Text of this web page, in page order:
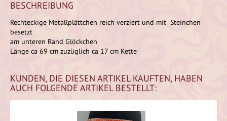
BESCHREIBUNG
Rechteckige Metallplättchen reich verziert und mit Steinchen
besetzt
am unteren Rand Glöckchen
Länge ca 69 cm zuzüglich ca 17 cm Kette
KUNDEN, DIE DIESEN ARTIKEL KAUFTEN, HABEN
AUCH FOLGENDE ARTIKEL BESTELLT: